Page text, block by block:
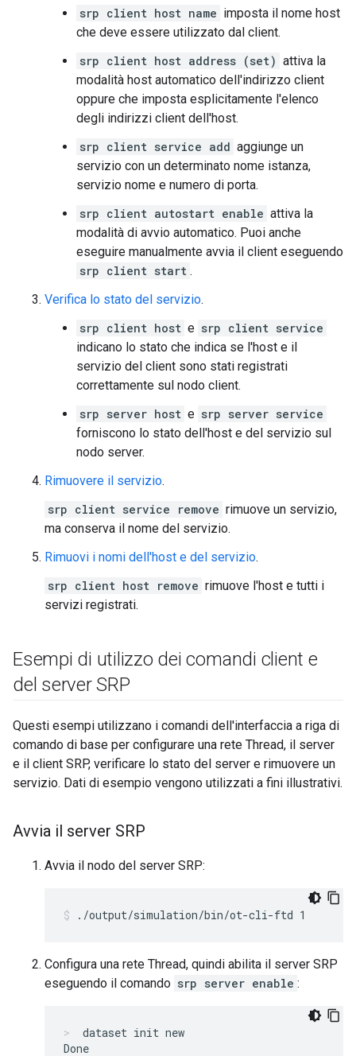
srp client host name imposta il nome host
che deve essere utilizzato dal client.
srp client host address (set) attiva la
modalità host automatico dell'indirizzo client
oppure che imposta esplicitamente l'elenco
degli indirizzi client dell'host.
srp client service add aggiunge un
servizio con un determinato nome istanza,
servizio nome e numero di porta.
srp client autostart enable attiva la
modalità di avvio automatico. Puoi anche
eseguire manualmente avvia il client eseguendo
srp client start .
Verifica lo stato del servizio.
srp client host e srp client service
indicano lo stato che indica se l'host e il
servizio del client sono stati registrati
correttamente sul nodo client.
srp server host e srp server service
forniscono lo stato dell'host e del servizio sul
nodo server.
Rimuovere il servizio.
srp client service remove rimuove un servizio,
ma conserva il nome del servizio.
Rimuovi i nomi dell'host e del servizio.
srp client host remove rimuove l'host e tutti i
servizi registrati.
Esempi di utilizzo dei comandi client e
del server SRP
Questi esempi utilizzano i comandi dell'interfaccia a riga di
comando di base per configurare una rete Thread, il server
e il client SRP, verificare lo stato del server e rimuovere un
servizio. Dati di esempio vengono utilizzati a fini illustrativi.
Avvia il server SRP
Avvia il nodo del server SRP:
./output/simulation/bin/ot-cli-ftd 1
Configura una rete Thread, quindi abilita il server SRP
eseguendo il comando srp server enable :
dataset init new